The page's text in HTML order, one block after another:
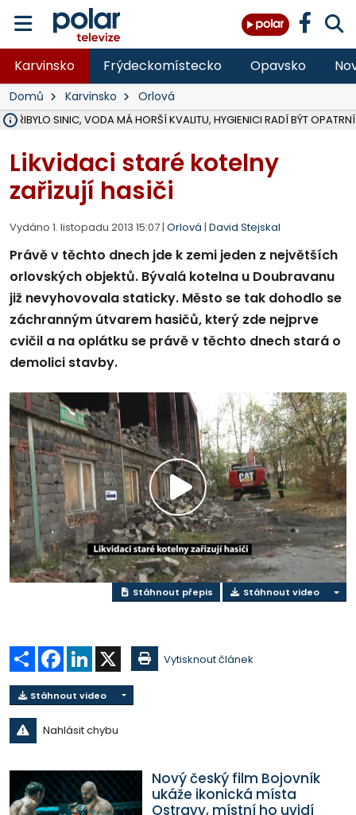
Karvinsko Frýdeckomístecko Opavsko
Domů Karvinsko Orlová
ÚOHS DAL ZÁTORU POKUTU 100 000 ZA CHYBY V ZAKÁZCE NA
Likvidaci staré kotelny
zařizují hasiči
Vydáno 1. listopadu 2013 15:07 | Orlová | David Stejskal
Právě v těchto dnech jde k zemi jeden z největších
orlovských objektů. Bývalá kotelna u Doubravanu
již nevyhovovala staticky. Město se tak dohodlo se
záchranným útvarem hasičů, který zde nejprve
cvičil a na oplátku se právě v těchto dnech stará o
demolici stavby.
Přehrát
video
Stáhnout přepis Stáhnout video
Sdílet Facebook
LinkedIn Vytisknout článek
Stáhnout video
Nahlásit chybu
Nový český film Bojovník
ukáže ikonická místa
Ostravy, místní ho uvidí